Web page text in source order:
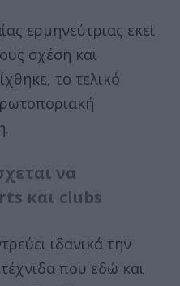
ερμηνεύτριας εκεί
σχέση και
το τελικό
να
και clubs
ιδανικά την
που εδώ και